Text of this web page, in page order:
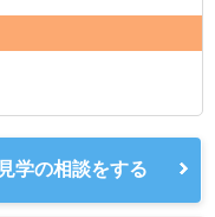
学の相談をする